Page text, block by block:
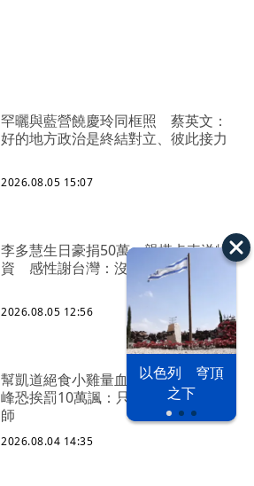
以色列 穹頂
之下
罕曬與藍營饒慶玲同框照 蔡英文：
好的地方政治是終結對立、彼此接力
2026.08.05 15:07
李多慧生日豪捐50萬、親搭卡車送物
資 感性謝台灣：沒有大家就沒我
2026.08.05 12:56
幫凱道絕食小雞量血壓遭檢舉？蘇一
峰恐挨罰10萬諷：只准賴總統當賴醫
師
2026.08.04 14:35